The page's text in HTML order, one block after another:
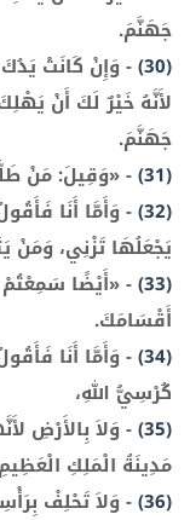
جَهَنَّمَ.
(30)
- وَإِنْ كَانَتْ
لأَنَّهُ خَيْرٌ لَكَ أَنْ
جَهَنَّمَ.
(31)
-«وَقِيلَ: مَنْ
(32)
- وَأَمَّا أَنَا
يَجْعَلُهَا تَزْنِي، وَمَنْ
(33)
-«أَيْضًا سَمِعْتُمْ
أَقْسَامَكَ.
(34)
- وَأَمَّا أَنَا
كُرْسِيُّ اللهِ،
(35)
- وَلاَ بِالأَرْضِ
مَدِينَةُ الْمَلِكِ
(36)
- وَلاَ تَحْلِفْ